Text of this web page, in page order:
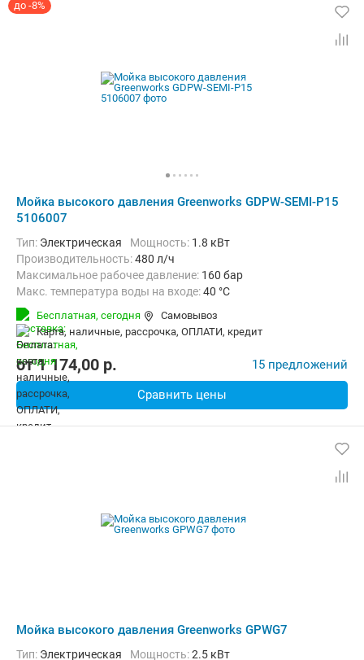
до -8%
Мойка высокого давления Greenworks GDPW-SEMI-P15
5106007
Тип: Электрическая Мощность: 1.8 кВт
Производительность:480 л/ч
Максимальное рабочее давление: 160 бар
Макс. температура воды на входе:40 °C
Длина шланга высокого давления :
Бесплатная, сегодня
Самовывоз
карта, наличные, рассрочка, ОПЛАТИ, кредит
от1 174,00 p. 15 предложений
Сравнить цены
Мойка высокого давления Greenworks GPWG7
Тип: Электрическая Мощность:2.5 кВт